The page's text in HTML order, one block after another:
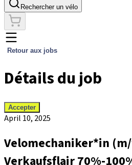
Rechercher un vélo
Retour aux jobs
Détails du job
Accepter
April 10, 2025
Velomechaniker*in
Verkaufsflair 70%-